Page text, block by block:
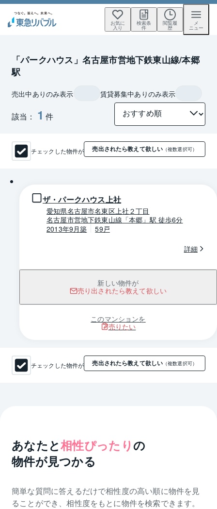
お気に
入り
検索条
件
閲覧履
歴
メ
ニュー
「パークハウス」名古屋市営地下鉄東山線/本郷
駅
該当： 1 件
売出中ありのみ表示 賃貸募集中ありのみ表示
チェックした物件が 売出されたら教えて欲しい （複数選択可）
ザ・パークハウス上社
愛知県名古屋市名東区上社２丁目
名古屋市営地下鉄東山線「本郷」駅 徒歩6分
2013年9月築
59戸
詳細
新しい物件が
売り出されたら教えて欲しい
このマンションを
売りたい
チェックした物件が 売出されたら教えて欲しい （複数選択可）
あなたと相性ぴったり の
物件が見つかる
簡単な質問に答えるだけで相性度の高い順に物件を 見
ることができ、相性度をもとに物件を検索できます。